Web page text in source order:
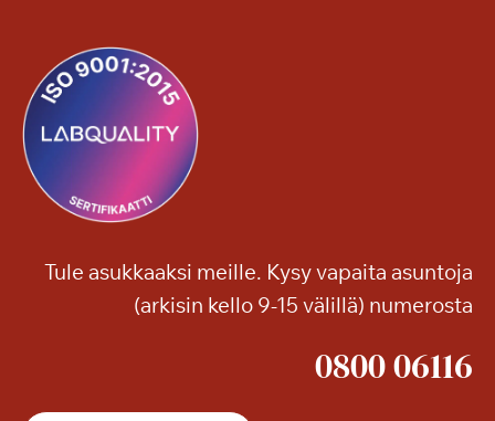
Tule asukkaaksi meille. Kysy vapaita asuntoja
(arkisin kello 9-15 välillä) numerosta
0800 06116